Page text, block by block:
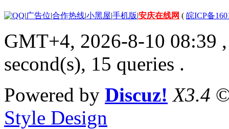
|广告位|合作热线|小黑屋|手机版|安庆在线网 ( 皖ICP备
GMT+4, 2026-8-10 08:39
second(s), 15 queries .
Powered by Discuz! X3.4
Style Design